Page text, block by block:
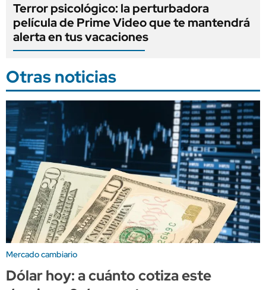
Terror psicológico: la perturbadora
película de Prime Video que te mantendrá
alerta en tus vacaciones
Otras noticias
Mercado cambiario
Dólar hoy: a cuánto cotiza este